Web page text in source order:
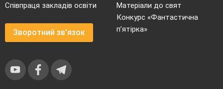
Християнські символи
Церква, хрести, оточені безкінечником, і
надписи «Христос Воскрес!».
Демонстрація та аналіз зразка виробу
Співпраця закладів освіти
Зворотний зв'язок
Матеріали до свят
Конкурс «Фантастична
п’ятірка»